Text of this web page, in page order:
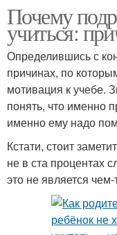
Почему
учиться:
Определившись с
причинах, по
мотивация к учебе.
понять, что именно
именно ему надо
Кстати, стоит
не в ста процентах
это не является